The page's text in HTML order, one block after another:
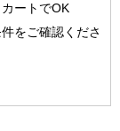
ートでOK
をご確認くださ